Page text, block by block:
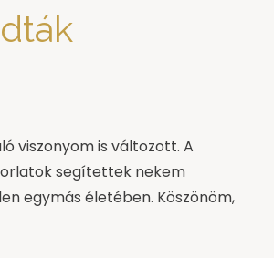
viszonyom is változott. A
segítettek nekem
egymás életében. Köszönöm,